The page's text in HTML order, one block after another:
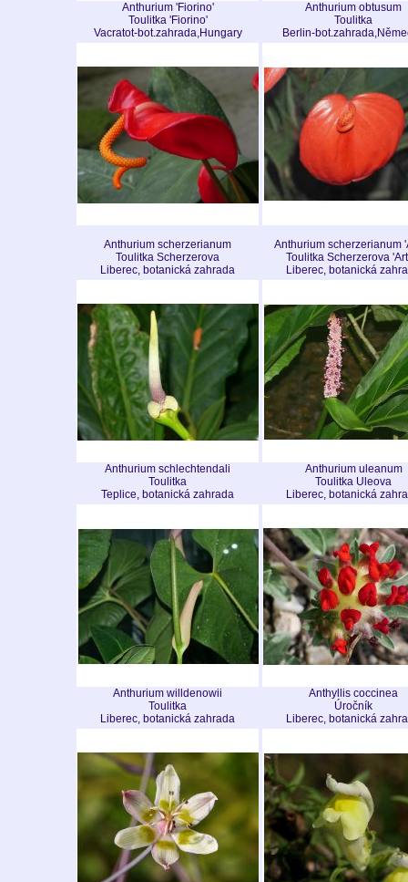
Anthurium 'Fiorino'
Toulitka 'Fiorino'
Vacratot-bot.zahrada,Hungary
Anthurium obtusum
Toulitka
Berlin-
Anthurium scherzerianum
Toulitka Scherzerova
Liberec, botanická zahrada
Anthurium scherzerianum
Toulitka Scherzerova
Liberec, botanická
Anthurium schlechtendali
Toulitka
Teplice, botanická zahrada
Anthurium uleanum
Toulitka Uleova
Liberec, botanická
Anthurium willdenowii
Toulitka
Liberec, botanická zahrada
Anthyllis coccinea
Úročník
Liberec, botanická